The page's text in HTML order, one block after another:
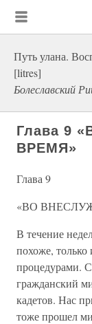
Путь улана.
[litres]
Болеславский
Глава 9
ВРЕМЯ»
Глава 9
«ВО
В течение
похоже,
процедурами.
гражданский
кадетов. Нас
тоже прошел